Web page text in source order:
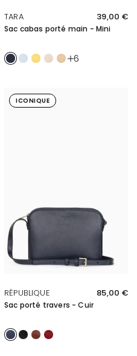
TARA 39,00 €
Sac cabas porté main - Mini
Bleu nuitBleu cielJaune
Ivoire
Sable
6
ICONIQUE
RÉPUBLIQUE 85,00 €
Sac porté travers - Cuir
Marine
NoirMarron
Carmin